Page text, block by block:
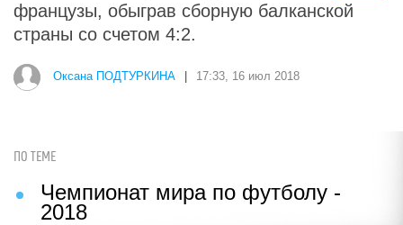
французы, обыграв сборную балканской
страны со счетом 4:2.
Оксана ПОДТУРКИНА 17:33, 16 июл 2018
ПО ТЕМЕ
Чемпионат мира по футболу -
2018